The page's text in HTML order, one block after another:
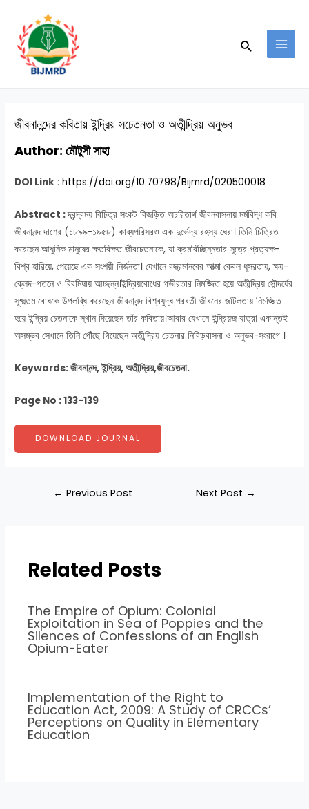
content
Search
জীবনানন্দের কবিতায় ইন্দ্রিয় সচেতনতা ও অতীন্দ্রিয় অনুভব
Author:মৌটুসী সাহা
DOI Link :https://doi.org/10.70798/Bijmrd/020500018
Abstract :দ্বন্দ্বময় বিচিত্র সংকট বিজড়িত অচরিতার্থ জীবনবাসনায় মর্মবিদ্ধ কবি
জীবনানন্দ দাশের (১৮৯৯-১৯৫৮) কাব্যপরিসরও এক দুর্ভেদ্য রহস্য ঘেরা। তিনি চিত্রিত
করেছেন আধুনিক মানুষের ক্ষতবিক্ষত জীবচেতনাকে, যা ক্রমবিচ্ছিন্নতার সূত্রে প্রত্যক্ষ-
বিশ্ব হারিয়ে, পেয়েছে এক সংশয়ী নির্জনতা। যেখানে বস্ত্রমানবের আত্মা কেবল ধূসরতায়, ক্ষয়-
ক্লেদ-পতনে ও বিবমিষায় আচ্ছন্ন।ইন্দ্রিয়বোধের গভীরতার নিমজ্জিত হয়ে অতীন্দ্রিয় সৌন্দর্যের
সূক্ষ্মতম বোধকে উপলব্ধি করেছেন জীবনানন্দ বিশ্বযুদ্ধ পরবর্তী জীবনের জটিলতায় নিমজ্জিত
হয়ে ইন্দ্রিয় চেতনাকে স্থান দিয়েছেন তাঁর কবিতায়।আবার যেখানে ইন্দ্রিয়জ যাত্রা একান্তই
অসম্ভব সেখানে তিনি পৌঁছে গিয়েছেন অতীন্দ্রিয় চেতনার নিবিড়বাসনা ও অনুভব-সংরাগে ।
Keywords: জীবনানন্দ, ইন্দ্রিয়, অতীন্দ্রিয়,জীবচেতনা.
Page No : 133-139
DOWNLOAD JOURNAL
navigation
← Previous Post Next Post →
Related Posts
The Empire of Opium: Colonial
Exploitation in Sea of Poppies and the
Silences of Confessions of an English
Opium-Eater
Implementation of the Right to
Education Act, 2009: A Study of CRCCs’
Perceptions on Quality in Elementary
Education